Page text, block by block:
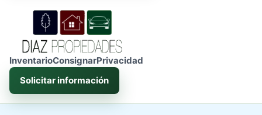
InventarioConsignarPrivacidad
Solicitar información